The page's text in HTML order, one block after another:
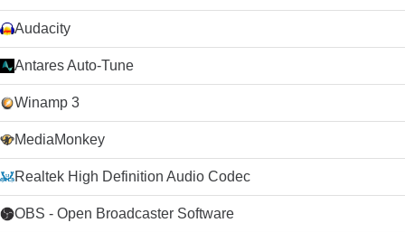
Audacity
Antares Auto-Tune
Winamp 3
MediaMonkey
Realtek High Definition Audio Codec
OBS - Open Broadcaster Software